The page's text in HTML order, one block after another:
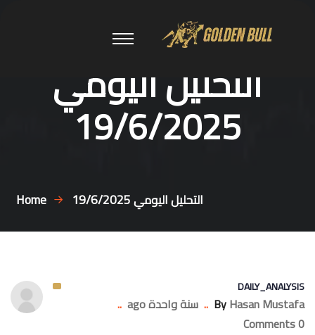
التحليل اليومي
19/6/2025
Home التحليل اليومي 19/6/2025
DAILY_ANALYSIS
ByHasan Mustafa
.. سنة واحدة ago
..
0 Comments